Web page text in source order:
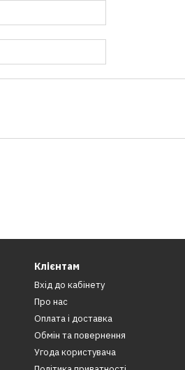
Клієнтам
Вхід до кабінету
Про нас
Оплата і доставка
Обмін та повернення
Угода користувача